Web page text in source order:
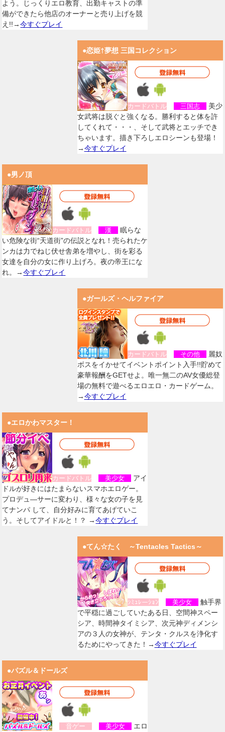
よう。じっくりエロ教育、出勤キャストの準
備ができたら他店のオーナーと売り上げを競
え!!→今すぐプレイ
●恋姫†夢想 三国コレクション
カードバトル 三国志
美少
女武将は脱ぐと強くなる。勝利すると体を許
してくれて・・・、そして武将とエッチでき
ちゃいます。描き下ろしエロシーンも登場！
→今すぐプレイ
●男ノ頂
カードバトル 漢
眠らな
い危険な街“天道街”の伝説となれ！売られたケ
ンカは力でねじ伏せ舎弟を増やし、街を彩る
女達を自分の女に作り上げろ。夜の帝王にな
れ。→今すぐプレイ
●ガールズ・ヘルファイア
カードバトル その他
麗奴
ボスをイかせてイベントポイント入手!!貯めて
豪華報酬をGETせよ。唯一無二のAV女優総登
場の無料で遊べるエロエロ・カードゲーム。
→今すぐプレイ
●エロかわマスター！
カードバトル 美少女
アイ
ドルが好きにはたまらないスマホエロゲー。
プロデュ―サーに変わり、様々な女の子を見
てナンパ して、自分好みに育てあげていこ
う。そしてアイドルと！？ →今すぐプレイ
●てん☆たく ～Tentacles Tactics～
ｼﾐｭﾚーｼｮﾝ 美少女
触手界
で平穏に過ごしていたある日、空間神スペー
シア、時間神タイミシア、次元神ディメンシ
アの３人の女神が、テンタ・クルスを浄化す
るためにやってきた！→今すぐプレイ
●パズル＆ドールズ
音ゲー 美少女
エロ